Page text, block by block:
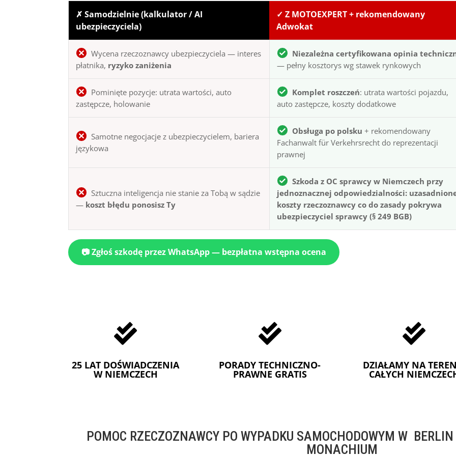
✗ Samodzielnie (kalkulator / AI
ubezpieczyciela)
✓ Z MOTOEXPERT + rekomendowany
Adwokat
Wycena rzeczoznawcy ubezpieczyciela — interes
płatnika, ryzyko zaniżenia
Niezależna certyfikowana opinia
— pełny kosztorys wg stawek rynkowych
Pominięte pozycje: utrata wartości, auto
zastępcze, holowanie
Komplet roszczeń: utrata wartości pojazdu,
auto zastępcze, koszty dodatkowe
Samotne negocjacje z ubezpieczycielem, bariera
językowa
Obsługa po polsku + rekomendowany
Fachanwalt für Verkehrsrecht do reprezentacji
prawnej
Sztuczna inteligencja nie stanie za Tobą w sądzie
— koszt błędu ponosisz Ty
Szkoda z OC sprawcy w Niemczech przy
jednoznacznej odpowiedzialności:
koszty rzeczoznawcy co do zasady pokrywa
ubezpieczyciel sprawcy (§ 249 BGB)
📷 Zgłoś szkodę przez WhatsApp — bezpłatna wstępna ocena

25 LAT DOŚWIADCZENIA
W NIEMCZECH

PORADY TECHNICZNO-
PRAWNE GRATIS

DZIAŁAMY NA
CAŁYCH
POMOC RZECZOZNAWCY PO WYPADKU SAMOCHODOWYM W
MONACHIUM